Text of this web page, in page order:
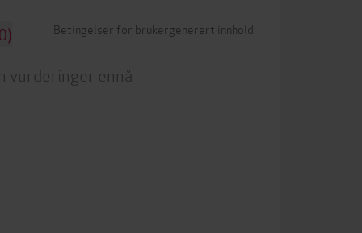
Betingelser for brukergenerert innhold
vurderinger ennå